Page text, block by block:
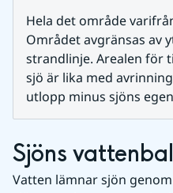
Hela det område
Området avgränsas av
strandlinje. Arealen för
sjö är lika med
utlopp minus sjöns
Sjöns
Vatten lämnar sjön